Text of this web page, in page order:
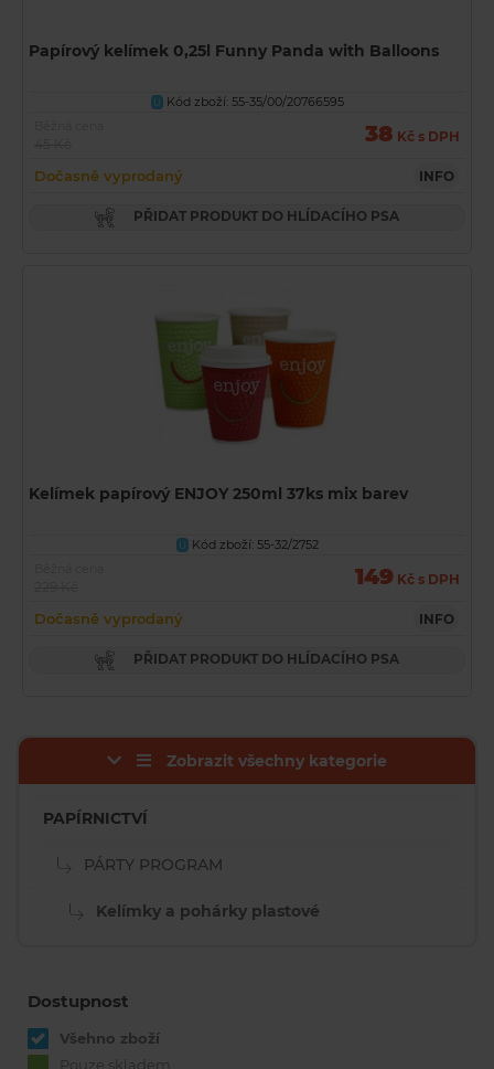
Papírový kelímek 0,25l Funny Panda with Balloons
U Kód zboží: 55-35/00/20766595
38 Kč s DPH
Dočasně vyprodaný INFO
PŘIDAT PRODUKT DO HLÍDACÍHO PSA
Kelímek papírový ENJOY 250ml 37ks mix barev
U Kód zboží: 55-32/2752
149 Kč s DPH
Dočasně vyprodaný INFO
PŘIDAT PRODUKT DO HLÍDACÍHO PSA
Zobrazit všechny kategorie
PAPÍRNICTVÍ
PÁRTY PROGRAM
Kelímky a pohárky plastové
Dostupnost
Všehno zboží
Pouze skladem